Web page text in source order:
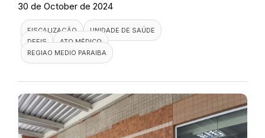
30 de October de 2024
FISCALIZAÇÃO
UNIDADE DE SAÚDE
DEFIS
ATO MÉDICO
REGIAO MEDIO PARAIBA